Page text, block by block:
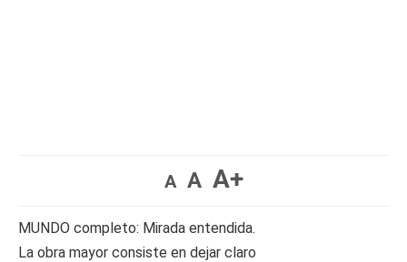
A A A+
MUNDO completo: Mirada entendida.
La obra mayor consiste en dejar claro